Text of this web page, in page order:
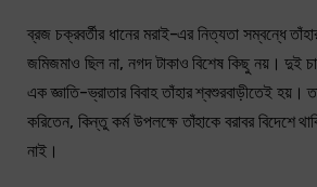
ব্রজ চক্রবর্তীর ধানের মরাই-এর নিত্যতা সম্বন্ধে
জমিজমাও ছিল না, নগদ টাকাও বিশেষ কিছু নয়। দুই
এক জ্ঞাতি-ভ্রাতার বিবাহ তাঁহার শ্বশুরবাড়ীতেই হয়।
করিতেন, কিন্তু কর্ম উপলক্ষে তাঁহাকে বরাবর বিদেশে
নাই।